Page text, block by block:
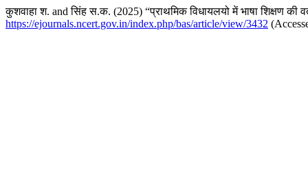
कुशवाहा श. and सिंह स.क. (2025) “प्राथमिक विधायलयो में भाषा शिक्षण की
https://ejournals.ncert.gov.in/index.php/bas/article/view/3432